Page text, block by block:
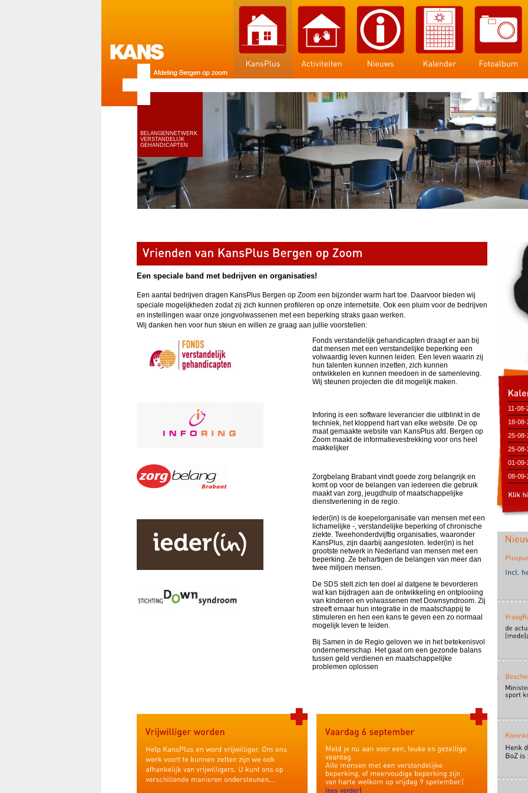
BELANGENNETWERK
VERSTANDELIJK
GEHANDICAPTEN
Een speciale band met bedrijven en organisaties!
Een aantal bedrijven dragen KansPlus Bergen op Zoom een bijzonder warm hart toe. Daarvoor bieden wij
speciale mogelijkheden zodat zij zich kunnen profileren op onze internetsite. Ook een pluim voor de bedrijven
en instellingen waar onze jongvolwassenen met een beperking straks gaan werken.
Wij danken hen voor hun steun en willen ze graag aan jullie voorstellen:
Fonds verstandelijk gehandicapten draagt er aan bij
dat mensen met een verstandelijke beperking een
volwaardig leven kunnen leiden. Een leven waarin zij
hun talenten kunnen inzetten, zich kunnen
ontwikkelen en kunnen meedoen in de samenleving.
Wij steunen projecten die dit mogelijk maken.
Inforing is een software leverancier die uitblinkt in de
techniek, het kloppend hart van elke website. De op
maat gemaakte website van KansPlus afd. Bergen op
Zoom maakt de informatievestrekking voor ons heel
makkelijker
Zorgbelang Brabant vindt goede zorg belangrijk en
komt op voor de belangen van iedereen die gebruik
maakt van zorg, jeugdhulp of maatschappelijke
dienstverlening in de regio.
Ieder(in) is de koepelorganisatie van mensen met een
lichamelijke -, verstandelijke beperking of chronische
ziekte. Tweehonderdvijftig organisaties, waaronder
KansPlus, zijn daarbij aangesloten. Ieder(in) is het
grootste netwerk in Nederland van mensen met een
beperking. Ze behartigen de belangen van meer dan
twee miljoen mensen.
De SDS stelt zich ten doel al datgene te bevorderen
wat kan bijdragen aan de ontwikkeling en ontplooiing
van kinderen en volwassenen met Downsyndroom. Zij
streeft ernaar hun integratie in de maatschappij te
stimuleren en hen een kans te geven een zo normaal
mogelijk leven te leiden.
Bij Samen in de Regio geloven we in het betekenisvol
ondernemerschap. Het gaat om een gezonde balans
tussen geld verdienen en maatschappelijke
problemen oplossen
11-
18-
25-08-
25-08-
01-09-
08-09-